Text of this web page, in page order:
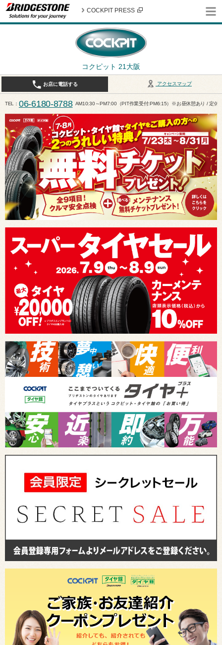
コクピット 21大阪
COCKPIT PRESS
アクセスマップ
お店に電話する
TEL 06-6180-8788 AM10:30～PM7:00（PIT作業受付:PM6:15）※お昼休憩あり / 定休